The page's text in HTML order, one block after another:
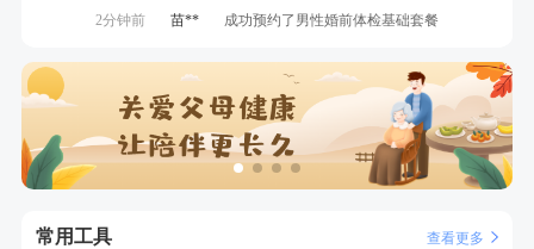
2分钟前
苗**
成功预约了男性婚前体检基础套餐
4分钟前
购买了BP3颈椎热敷枕
4分钟前
袁**
购买了美的体重秤 MO-CW5 白色
6分钟前
陈**
成功预约了精英体检套餐
成功预约了男性体检套餐
7分钟前
购买了固本堂阿胶糕传统口味400g
常用工具 查看更多